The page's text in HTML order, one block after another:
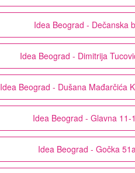
Idea Beograd - Dečanska
Idea Beograd - Dimitrija
Idea Beograd - Dušana Mađarčića
Idea Beograd - Glavna 11-
Idea Beograd - Gočka 51a